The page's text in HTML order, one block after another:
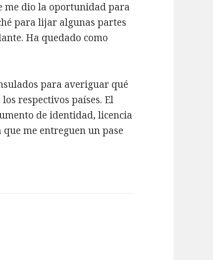
me dio la oportunidad para
para lijar algunas partes
Ha quedado como
para averiguar qué
respectivos países. El
de identidad, licencia
me entreguen un pase